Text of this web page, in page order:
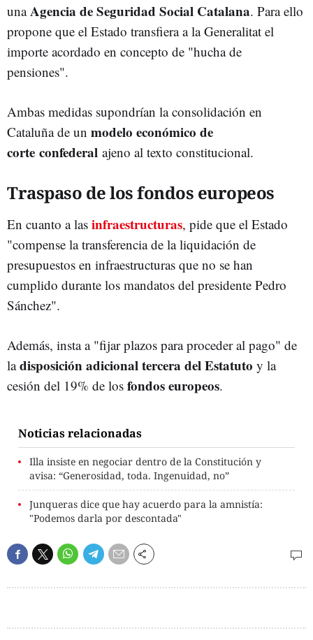
unaAgencia de Seguridad Social Catalana. Para ello
propone que el Estado transfiera a la Generalitat el
importe acordado en concepto de "hucha de
pensiones".
Ambas medidas supondrían la consolidación en
Cataluña de un modelo económico de
corte confederal ajeno al texto constitucional.
Traspaso de los fondos europeos
En cuanto a las infraestructuras, pide que el Estado
"compense la transferencia de la liquidación de
presupuestos en infraestructuras que no se han
cumplido durante los mandatos del presidente Pedro
Sánchez".
Además, insta a "fijar plazos para proceder al pago" de
ladisposición adicional tercera del Estatuto y la
cesión del 19% de los fondoseuropeos.
Noticias relacionadas
Illa insiste en negociar dentro de la Constitución y
avisa: “Generosidad, toda. Ingenuidad, no”
Junqueras dice que hay acuerdo para la amnistía:
"Podemos darla por descontada"